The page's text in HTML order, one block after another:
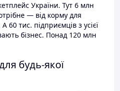
України. Тут 6 млн
— від корму для
60 тис. підприємців з усієї
бізнес. Понад 120 млн
будь-якої